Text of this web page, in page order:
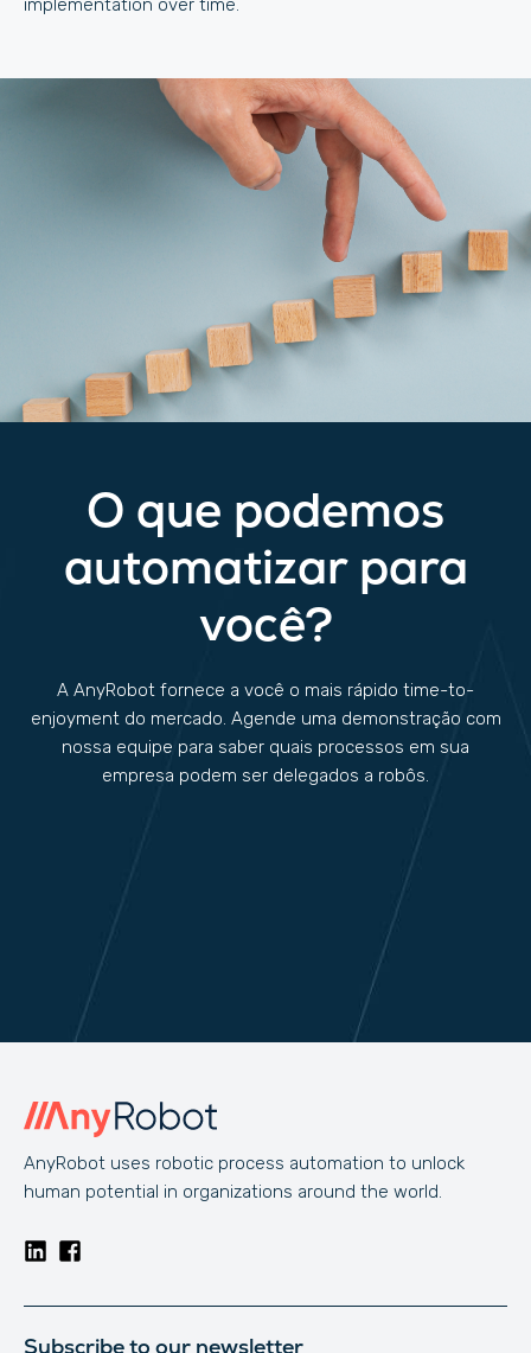
O que podemos
automatizar para
você?
A AnyRobot fornece a você o mais rápido time-to-
enjoyment do mercado. Agende uma demonstração com
nossa equipe para saber quais processos em sua
empresa podem ser delegados a robôs.
AnyRobot uses robotic process automation to unlock
human potential in organizations around the world.
Subscribe to our newsletter